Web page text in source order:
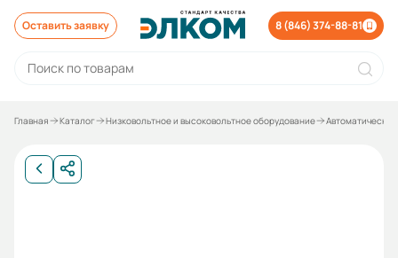
Оставить заявку 8 (846) 374-88-81
Главная Каталог Низковольтное и высоковольтное оборудование